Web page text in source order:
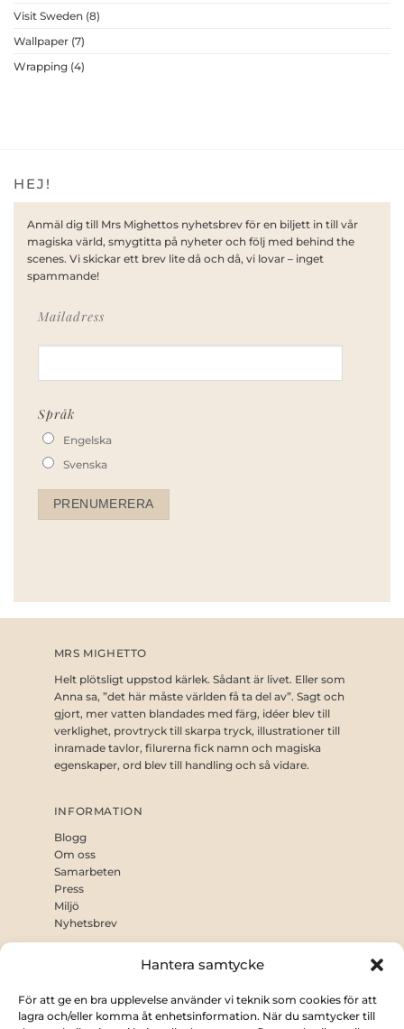
Hantera samtycke
För att ge en bra upplevelse använder vi teknik som cookies för att
lagra och/eller komma åt enhetsinformation. När du samtycker till
Visit Sweden (8)
Wallpaper (7)
Wrapping (4)
HEJ!
Anmäl dig till Mrs Mighettos nyhetsbrev för en biljett in till vår
magiska värld, smygtitta på nyheter och följ med behind the
scenes. Vi skickar ett brev lite då och då, vi lovar – inget
spammande!
Mailadress
Språk
Engelska
Svenska
MRS MIGHETTO
Helt plötsligt uppstod kärlek. Sådant är livet. Eller som
Anna sa, ”det här måste världen få ta del av”. Sagt och
gjort, mer vatten blandades med färg, idéer blev till
verklighet, provtryck till skarpa tryck, illustrationer till
inramade tavlor, filurerna fick namn och magiska
egenskaper, ord blev till handling och så vidare.
INFORMATION
Blogg
Om oss
Samarbeten
Press
Miljö
Nyhetsbrev
KUNDSERVICE
Villkor
Leverans